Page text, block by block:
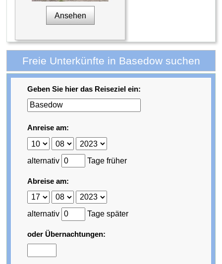
Ansehen
Freie Unterkünfte in Basedow suchen
Geben Sie hier das Reiseziel ein:
Anreise am:
alternativ Tage früher
Abreise am:
alternativ Tage später
oder Übernachtungen: